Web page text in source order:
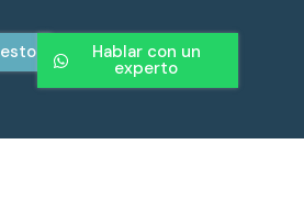
Hablar con un
experto